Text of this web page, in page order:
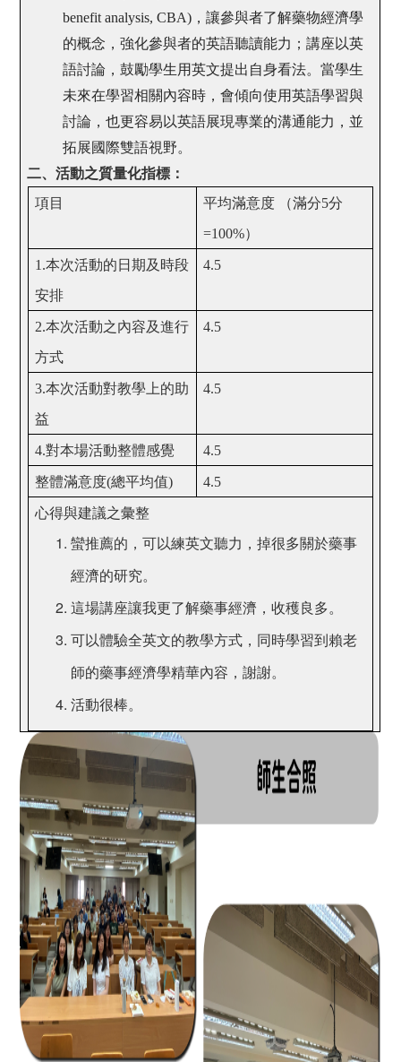
benefit analysis, CBA)，讓參與者了解藥物經濟學
的概念，強化參與者的英語聽讀能力；講座以英
語討論，鼓勵學生用英文提出自身看法。當學生
未來在學習相關內容時，會傾向使用英語學習與
討論，也更容易以英語展現專業的溝通能力，並
拓展國際雙語視野。
二、活動之質量化指標：
項目
平均滿意度 （滿分5分
=100%）
1.本次活動的日期及時段
安排
4.5
2.本次活動之內容及進行
方式
4.5
3.本次活動對教學上的助
益
4.5
4.對本場活動整體感覺 4.5
整體滿意度(總平均值) 4.5
心得與建議之彙整
蠻推薦的，可以練英文聽力，掉很多關於藥事
經濟的研究。
這場講座讓我更了解藥事經濟，收穫良多。
可以體驗全英文的教學方式，同時學習到賴老
師的藥事經濟學精華內容，謝謝。
活動很棒。